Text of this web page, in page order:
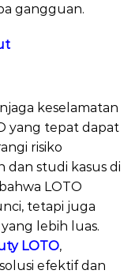
gangguan.
keselamatan
yang tepat dapat
risiko
dan studi kasus di
LOTO
tetapi juga
lebih luas.
LOTO,
efektif dan